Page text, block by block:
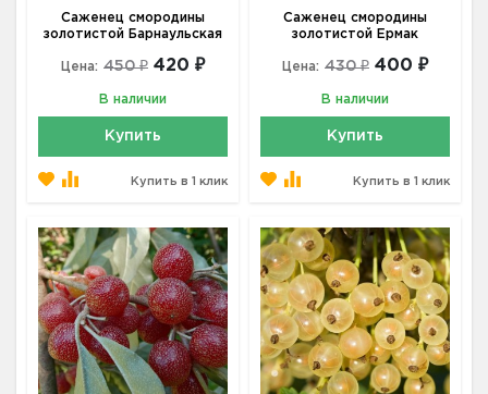
Саженец смородины
золотистой Барнаульская
Цена: 450 ₽ 420 ₽
В наличии
Купить
Купить в 1 клик
Саженец смородины
золотистой Ермак
Цена: 430 ₽ 400 ₽
В наличии
Купить
Купить в 1 клик